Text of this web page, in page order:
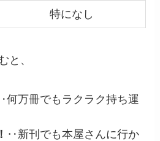
特になし
と、
何万冊でもラクラク持ち運
‥新刊でも本屋さんに行か